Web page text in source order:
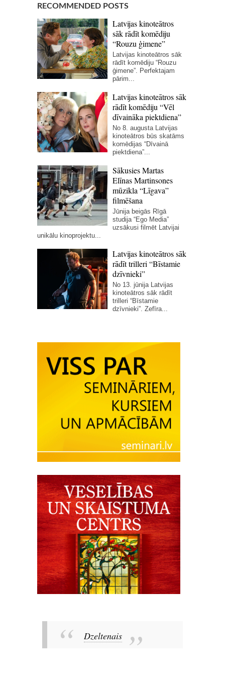
RECOMMENDED POSTS
Latvijas kinoteātros
sāk rādīt komēdiju
“Rouzu ģimene”
Latvijas kinoteātros sāk
rādīt komēdiju “Rouzu
ģimene”. Perfektajam
pārim...
Latvijas kinoteātros sāk
rādīt komēdiju “Vēl
dīvaināka piektdiena”
No 8. augusta Latvijas
kinoteātros būs skatāms
komēdijas “Dīvainā
piektdiena”...
Sākusies Martas
Elīnas Martinsones
mūzikla “Līgava”
filmēšana
Jūnija beigās Rīgā
studija “Ego Media”
uzsākusi filmēt Latvijai
unikālu kinoprojektu...
Latvijas kinoteātros sāk
rādīt trilleri “Bīstamie
dzīvnieki”
No 13. jūnija Latvijas
kinoteātros sāk rādīt
trilleri “Bīstamie
dzīvnieki”. Zefīra...
Dzeltenais